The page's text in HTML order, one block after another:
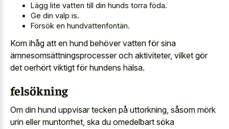
Lägg lite vatten till din hunds torra föda.
Ge din valp is.
Försök en hundvattenfontän.
Kom ihåg att en hund behöver vatten för sina
ämnesomsättningsprocesser och aktiviteter, vilket gör
det oerhört viktigt för hundens hälsa.
felsökning
Om din hund uppvisar tecken på uttorkning, såsom mörk
urin eller muntorrhet, ska du omedelbart söka